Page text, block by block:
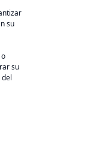
su
su
la ACP,
la consejera
el